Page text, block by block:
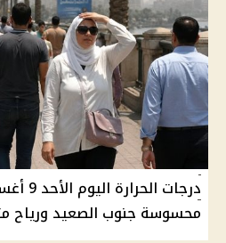
محسوسة جنوب الصعيد ورياح